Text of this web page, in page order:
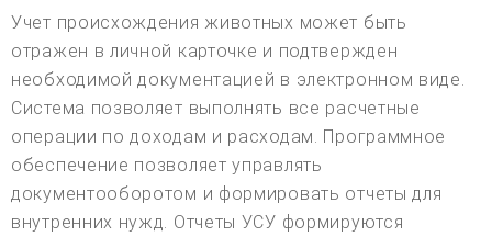
Учет происхождения животных может быть
отражен в личной карточке и подтвержден
необходимой документацией в электронном виде.
Система позволяет выполнять все расчетные
операции по доходам и расходам. Программное
обеспечение позволяет управлять
документооборотом и формировать отчеты для
внутренних нужд. Отчеты УСУ формируются